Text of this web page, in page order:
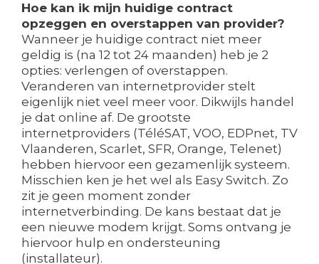
Hoe kan ik mijn huidige contract
opzeggen en overstappen van provider?
Wanneer je huidige contract niet meer
geldig is (na 12 tot 24 maanden) heb je 2
opties: verlengen of overstappen.
Veranderen van internetprovider stelt
eigenlijk niet veel meer voor. Dikwijls handel
je dat online af. De grootste
internetproviders (TéléSAT, VOO, EDPnet, TV
Vlaanderen, Scarlet, SFR, Orange, Telenet)
hebben hiervoor een gezamenlijk systeem.
Misschien ken je het wel als Easy Switch. Zo
zit je geen moment zonder
internetverbinding. De kans bestaat dat je
een nieuwe modem krijgt. Soms ontvang je
hiervoor hulp en ondersteuning
(installateur).